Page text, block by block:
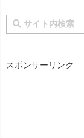
スポンサーリンク